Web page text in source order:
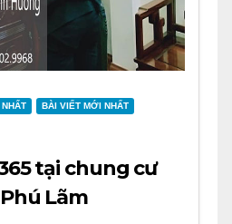
BÀI VIẾT MỚI NHẤT
tại chung cư
Lãm